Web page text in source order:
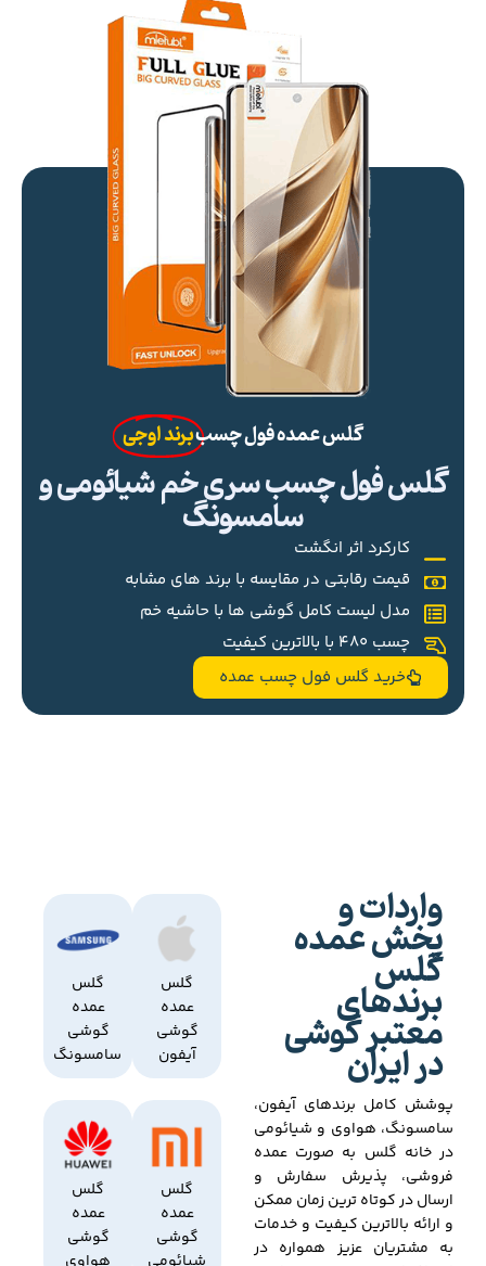
گلس عمده فول چسببرند اوجی
گلس فول چسب سری خم شیائومی و
سامسونگ
کارکرد اثر انگشت
قیمت رقابتی در مقایسه با برند های مشابه
مدل لیست کامل گوشی ها با حاشیه خم
چسب 480 با بالاترین کیفیت
خرید گلس فول چسب عمده
واردات و
پخش عمده
گلس
برندهای
معتبر گوشی
در ایران
پوشش کامل برندهای آیفون،
سامسونگ، هواوی و شیائومی
در خانه گلس به صورت عمده
فروشی، پذیرش سفارش و
ارسال در کوتاه ترین زمان ممکن
و ارائه بالاترین کیفیت و خدمات
به مشتریان عزیز همواره در
گلس
عمده
گوشی
آیفون
گلس
عمده
گوشی
سامسونگ
گلس
عمده
گوشی
گلس
عمده
گوشی